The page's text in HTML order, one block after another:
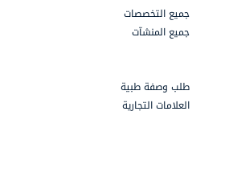
جميع التخصصات
جميع المنشآت
طلب وصفة طبية
العلامات التجارية